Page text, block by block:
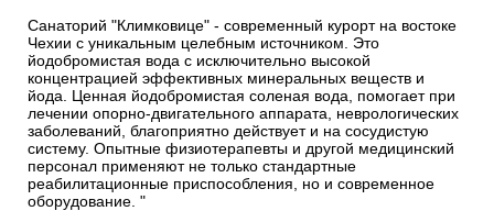
Санаторий "Климковице" - современный курорт на востоке
Чехии с уникальным целебным источником. Это
йодобромистая вода с исключительно высокой
концентрацией эффективных минеральных веществ и
йода. Ценная йодобромистая соленая вода, помогает при
лечении опорно-двигательного аппарата, неврологических
заболеваний, благоприятно действует и на сосудистую
систему. Опытные физиотерапевты и другой медицинский
персонал применяют не только стандартные
реабилитационные приспособления, но и современное
оборудование. "